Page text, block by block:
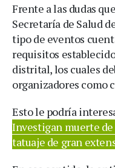
Frente a las dudas
Secretaría de Salud
tipo de eventos
requisitos
distrital, los cuales
organizadores como
Esto le podría
Investigan muerte
tatuaje de gran